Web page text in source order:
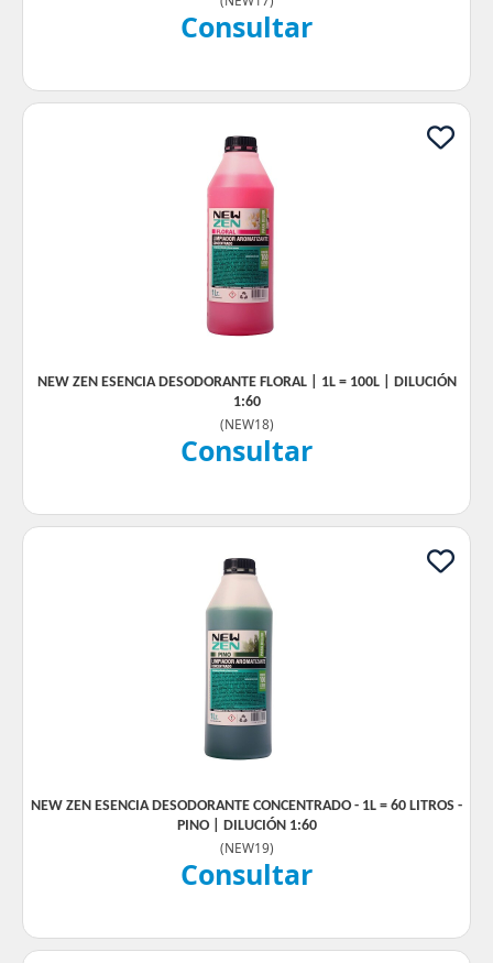
Consultar
NEW ZEN ESENCIA DESODORANTE FLORAL | 1L = 100L | DILUCIÓN
1:60
(NEW18)
Consultar
NEW ZEN ESENCIA DESODORANTE CONCENTRADO - 1L = 60 LITROS -
PINO | DILUCIÓN 1:60
(NEW19)
Consultar